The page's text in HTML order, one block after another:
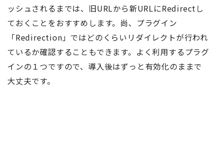
ッシュされるまでは、旧URLから新URLにRedirectし
ておくことをおすすめします。尚、プラグイン
「Redirection」ではどのくらいリダイレクトが行われ
ているか確認することもできます。よく利用するプラグ
インの１つですので、導入後はずっと有効化のままで
大丈夫です。